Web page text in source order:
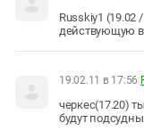
Russkiy1 (19.02
действующую
19.02.11 в 17:56
черкес(17.20)
будут